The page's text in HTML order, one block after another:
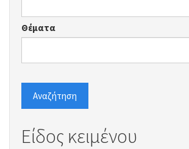
Θέματα
Αναζήτηση
Είδος κειμένου